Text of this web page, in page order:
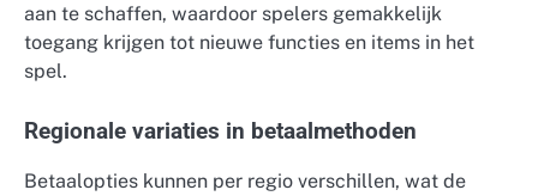
aan te schaffen, waardoor spelers gemakkelijk
toegang krijgen tot nieuwe functies en items in het
spel.
Regionale variaties in betaalmethoden
Betaalopties kunnen per regio verschillen, wat de